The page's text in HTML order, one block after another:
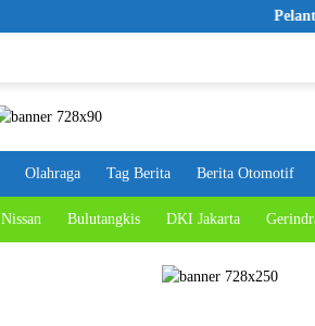
Pelantikan
Olahraga Tag Berita Berita Otomotif
Nissan Bulutangkis DKI Jakarta